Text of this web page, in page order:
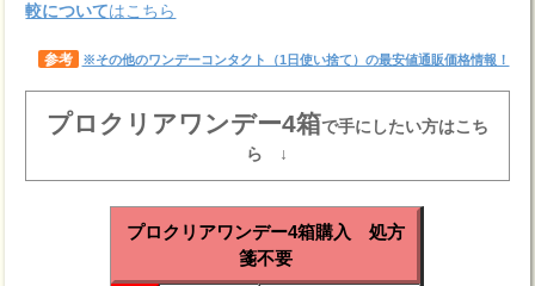
較についてはこちら
参考 ※その他のワンデーコンタクト（1日使い捨て）の最安値通販価格情報！
プロクリアワンデー4箱で手にしたい方はこち
ら ↓
プロクリアワンデー4箱購入 処方
箋不要